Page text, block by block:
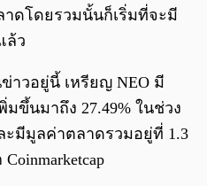
ดโดยรวมนั้นก็เริ่มที่จะมี
ล้ว
าวอยู่นี้ เหรียญ NEO มี
มขึ้นมาถึง 27.49% ในช่วง
ะมีมูลค่าตลาดรวมอยู่ที่ 1.3